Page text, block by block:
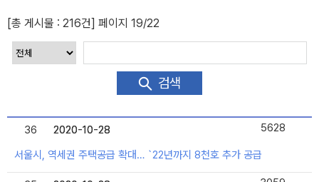
[총 게시물 : 216건] 페이지 19/22
검색
36
서울시, 역세권 주택공급 확대… `22년까지 8천호 추가 공급
2020-10-28
2020-10-28 5628